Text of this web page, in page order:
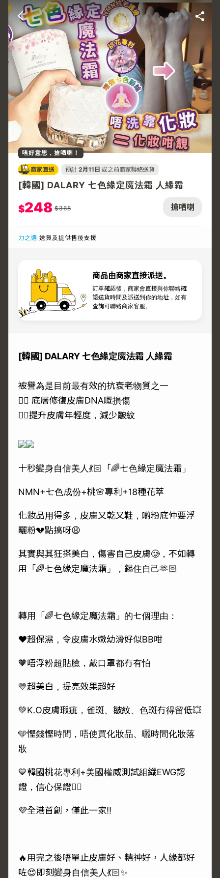
搶哂喇
唔好意思，搶哂喇！
商家直送 預計 2月11日 或之前商家聯絡送貨
[韓國] DALARY 七色緣定魔法霜 人緣霜
$248 $368
力之選 送貨及提供售後支援
商品由商家直接派送。
訂單確認後，商家會直接與你聯絡確
認送貨時間及派送到你的地址，如有
查詢可聯絡商家客服。
[韓國] DALARY 七色緣定魔法霜 人緣霜
被譽為是目前最有效的抗衰老物質之一
👉🏻 底層修復皮膚DNA嘅損傷
👉🏻提升皮膚年輕度，減少皺紋
十秒變身自信美人💃🏻「🌈七色緣定魔法霜」
NMN+七色成份+桃🌸專利+18種花萃
化妝品用得多，皮膚又乾又鞋，啲粉底仲要浮
曬粉💔點搞呀😩
其實與其狂搽美白，傷害自己皮膚🥲，不如轉
用「🌈七色緣定魔法霜」，錫住自己🫶🏻
轉用「🌈七色緣定魔法霜」的七個理由：
❤️超保濕，令皮膚水嫩幼滑好似BB咁
🧡唔浮粉超貼臉，戴口罩都冇有怕
💛超美白，提亮效果超好
💚K.O皮膚瑕疵，雀斑、皺紋、色斑冇得留低💥
🩵慳錢慳時間，唔使買化妝品、曬時間化妝落
妝
💙韓國桃花專利+美國權威測試組織EWG認
證，信心保證👍🏻
💜全港首創，僅此一家‼️
🔥用完之後唔單止皮膚好、精神好，人緣都好
咗😍即刻變身自信美人💃🏻✨